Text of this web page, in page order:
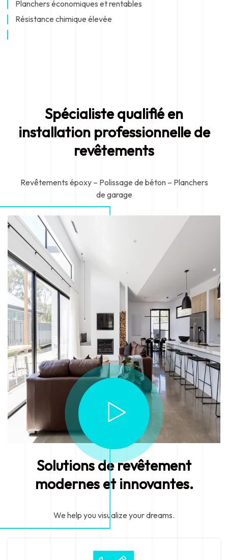
Planchers économiques et rentables
Résistance chimique élevée
Spécialiste qualifié en
installation professionnelle de
revêtements
Revêtements époxy – Polissage de béton – Planchers
de garage
Solutions de revêtement
modernes et innovantes.
We help you visualize your dreams.